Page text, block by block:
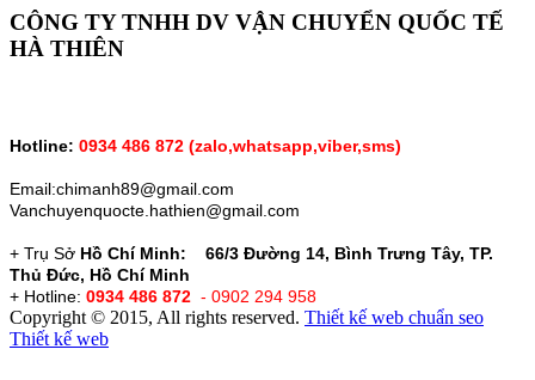
CÔNG TY TNHH DV VẬN CHUYỂN QUỐC TẾ
HÀ THIÊN
Hotline: 0934 486 872 (zalo,whatsapp,vỉber,sms)
Email:chimanh89@gmail.com
Vanchuyenquocte.hathien@gmail.com
+ Trụ Sở Hồ Chí Minh: 66/3 Đường 14, Bình Trưng Tây, TP.
Thủ Đức, Hồ Chí Minh
+ Hotline: 0934 486 872 - 0902 294 958
Copyright © 2015, All rights reserved. Thiết kế web chuẩn seo
Thiết kế web